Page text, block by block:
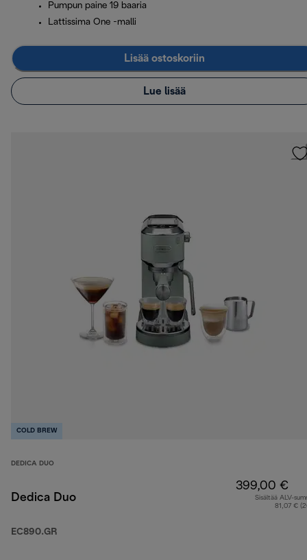
Pumpun paine 19 baaria
Lattissima One -malli
Lisää ostoskoriin
Lue lisää
COLD BREW
DEDICA DUO
Dedica Duo
EC890.GR
399,00 €
Sisältää ALV-
81,07 €